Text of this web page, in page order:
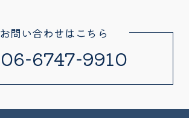
お問い合わせはこちら
06-6747-9910